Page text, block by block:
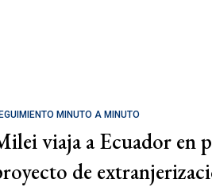
MINUTO A MINUTO
viaja a Ecuador en
de